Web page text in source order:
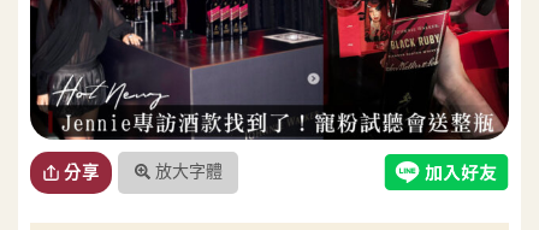
分享 放大字體